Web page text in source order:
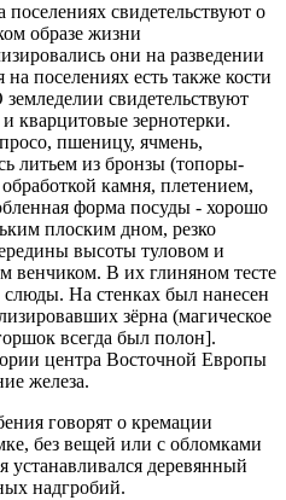
свидетельствуют о
образе жизни
они на разведении
на поселени­ях есть также кости
свидетельствуют
кварцитовые зернотерки.
пшеницу, яч­мень,
литьем из бронзы (топо­ры-
камня, плетением,
форма посуды - хорошо
плоским дном, резко
высоты туловом и
венчиком. В их глиняном тесте
слюды. На стенках был нанесен
зёрна (магическое
всегда был полон].
центра Восточной Европы
железа.
говорят о кремации
без вещей или с обломками
устанавливался деревянный
надгробий.